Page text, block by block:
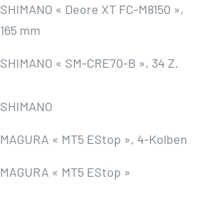
SHIMANO « Deore XT FC-M8150 »,
165 mm
SHIMANO « SM-CRE70-B », 34 Z.
SHIMANO
MAGURA « MT5 EStop », 4-Kolben
MAGURA « MT5 EStop »